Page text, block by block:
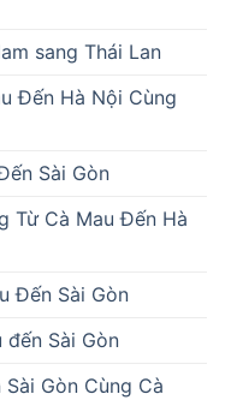
sang Thái Lan
Đến Hà Nội Cùng
Sài Gòn
Từ Cà Mau Đến Hà
Đến Sài Gòn
đến Sài Gòn
Gòn Cùng Cà